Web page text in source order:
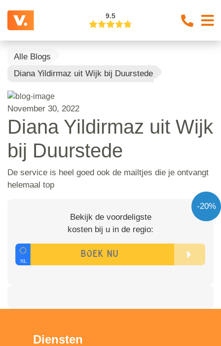
9.5
Alle Blogs
Diana Yildirmaz uit Wijk bij Duurstede
November 30, 2022
Diana Yildirmaz uit Wijk
bij Duurstede
De service is heel goed ook de mailtjes die je ontvangt
helemaal top
-20%
Bekijk de voordeligste
kosten bij u in de regio:
Diensten